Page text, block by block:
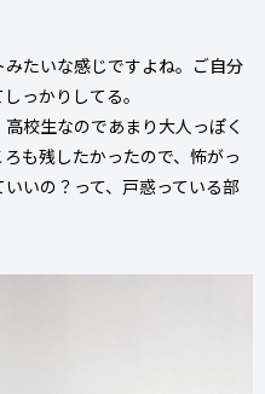
たいな感じですよね。ご自分
っかりしてる。
校生なのであまり大人っぽく
も残したかったので、怖がっ
いの？って、戸惑っている部